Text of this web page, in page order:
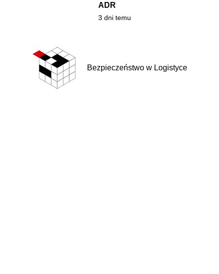
ADR
3 dni temu
Bezpieczeństwo w Logistyce